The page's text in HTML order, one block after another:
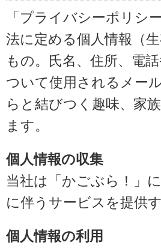
「プライバシーポリシ
法に定める個人情報（
もの。氏名、住所、電
ついて使用されるメー
らと結びつく趣味、家
ます。
個人情報の収集
当社は「かごぶら！」
に伴うサービスを提供
個人情報の利用